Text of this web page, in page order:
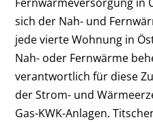
sich der Nah- und
jede vierte Wohnung in
Nah- oder Fernwärme
verantwortlich für diese
der Strom- und
Gas-KWK-Anlagen.